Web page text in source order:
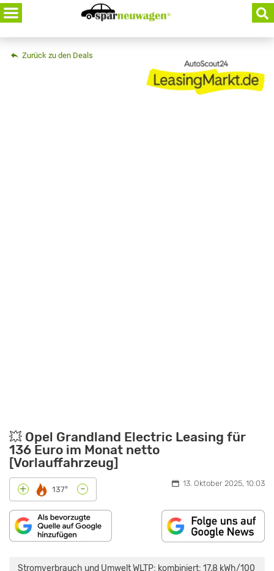
Skip
to
content
Zurück zu den Deals
💥 Opel Grandland Electric Leasing für
136 Euro im Monat netto
[Vorlauffahrzeug]
+ 137° - 13. Oktober 2025, 10:03
Stromverbrauch und Umwelt WLTP: kombiniert: 17,8 kWh/100
PREISE: